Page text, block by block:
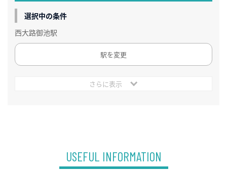
選択中の条件
西大路御池駅
駅を変更
さらに表示
USEFUL INFORMATION